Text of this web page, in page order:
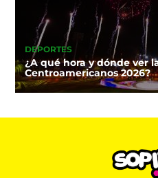
DEPORTES
¿A qué hora y dónde ver
Centroamericanos 2026?